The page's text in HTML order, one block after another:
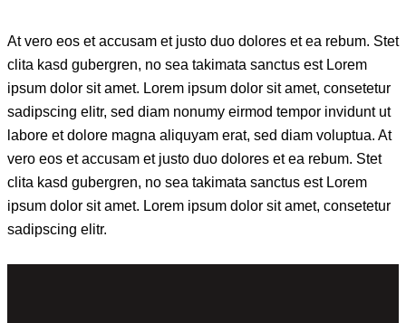
At vero eos et accusam et justo duo dolores et ea rebum. Stet
clita kasd gubergren, no sea takimata sanctus est Lorem
ipsum dolor sit amet. Lorem ipsum dolor sit amet, consetetur
sadipscing elitr, sed diam nonumy eirmod tempor invidunt ut
labore et dolore magna aliquyam erat, sed diam voluptua. At
vero eos et accusam et justo duo dolores et ea rebum. Stet
clita kasd gubergren, no sea takimata sanctus est Lorem
ipsum dolor sit amet. Lorem ipsum dolor sit amet, consetetur
sadipscing elitr.